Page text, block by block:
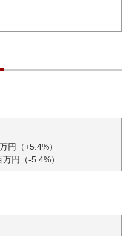
円（+5.4%）
円（-5.4%）